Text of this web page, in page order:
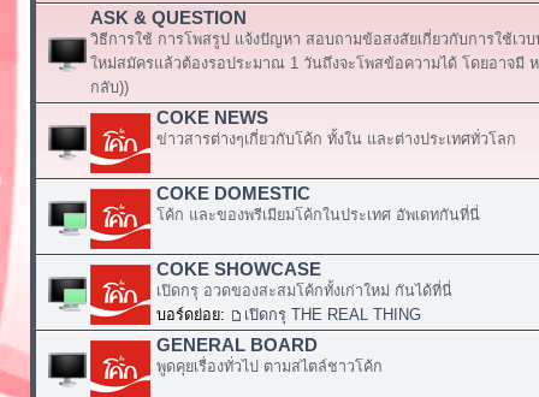
ASK & QUESTION
วิธีการใช้ การโพสรูป แจ้งปัญหา สอบถามข้อสงสัยเกี่ยวกับการใช้เว
ใหม่สมัครแล้วต้องรอประมาณ 1 วันถึงจะโพสข้อความได้ โดยอาจมี
กลับ))
COKE NEWS
ข่าวสารต่างๆเกี่ยวกับโค้ก ทั้งใน และต่างประเทศทั่วโลก
COKE DOMESTIC
โค้ก และของพรีเมียมโค้กในประเทศ อัพเดทกันที่นี่
COKE SHOWCASE
เปิดกรุ อวดของสะสมโค้กทั้งเก่าใหม่ กันได้ที่นี่
บอร์ดย่อย:
เปิดกรุ THE REAL THING
GENERAL BOARD
พูดคุยเรื่องทั่วไป ตามสไตล์ชาวโค้ก